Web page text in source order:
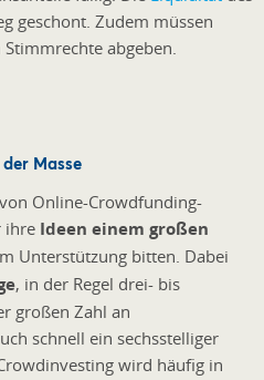
geschont. Zudem müssen
abgeben.
Masse
Online-Crowdfunding-
ihre Ideen einem großen
Unterstützung bitten. Dabei
, in der Regel drei- bis
großen Zahl an
schnell ein sechsstelliger
wird häufig in